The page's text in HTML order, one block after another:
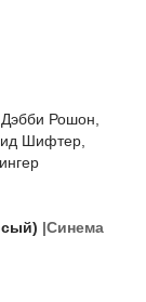
Рошон,
Шифтер,
|Синема